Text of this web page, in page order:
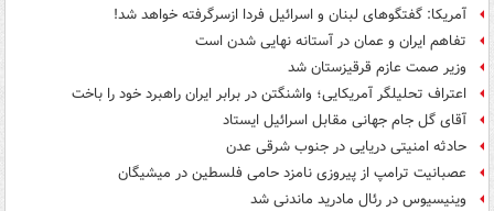
آمریکا: گفتگوهای لبنان و اسرائیل فردا ازسرگرفته خواهد شد!
تفاهم ایران و عمان در آستانه نهایی شدن است
وزیر صمت عازم قرقیزستان شد
اعتراف تحلیلگر آمریکایی؛ واشنگتن در برابر ایران راهبرد خود را باخت
آقای گل جام جهانی مقابل اسرائیل ایستاد
حادثه امنیتی دریایی در جنوب شرقی عدن
عصبانیت ترامپ از پیروزی نامزد حامی فلسطین در میشیگان
وینیسیوس در رئال مادرید ماندنی شد